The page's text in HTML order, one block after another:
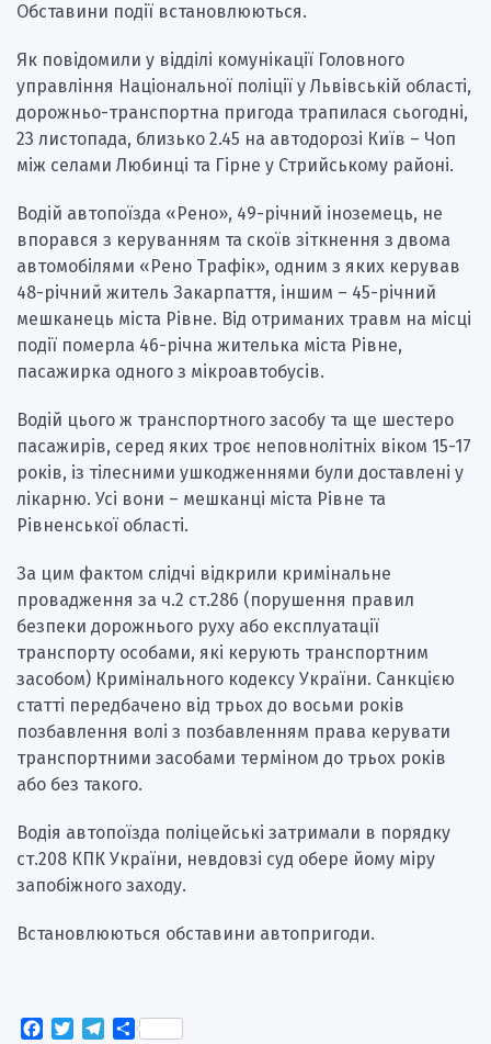
Обставини події встановлюються.
Як повідомили у відділі комунікації Головного
управління Національної поліції у Львівській області,
дорожньо-транспортна пригода трапилася сьогодні,
23 листопада, близько 2.45 на автодорозі Київ – Чоп
між селами Любинці та Гірне у Стрийському районі.
Водій автопоїзда «Рено», 49-річний іноземець, не
впорався з керуванням та скоїв зіткнення з двома
автомобілями «Рено Трафік», одним з яких керував
48-річний житель Закарпаття, іншим – 45-річний
мешканець міста Рівне. Від отриманих травм на місці
події померла 46-річна жителька міста Рівне,
пасажирка одного з мікроавтобусів.
Водій цього ж транспортного засобу та ще шестеро
пасажирів, серед яких троє неповнолітніх віком 15-17
років, із тілесними ушкодженнями були доставлені у
лікарню. Усі вони – мешканці міста Рівне та
Рівненської області.
За цим фактом слідчі відкрили кримінальне
провадження за ч.2 ст.286 (порушення правил
безпеки дорожнього руху або експлуатації
транспорту особами, які керують транспортним
засобом) Кримінального кодексу України. Санкцією
статті передбачено від трьох до восьми років
позбавлення волі з позбавленням права керувати
транспортними засобами терміном до трьох років
або без такого.
Водія автопоїзда поліцейські затримали в порядку
ст.208 КПК України, невдовзі суд обере йому міру
запобіжного заходу.
Встановлюються обставини автопригоди.
Facebook
TwitterTelegram
Поділитися